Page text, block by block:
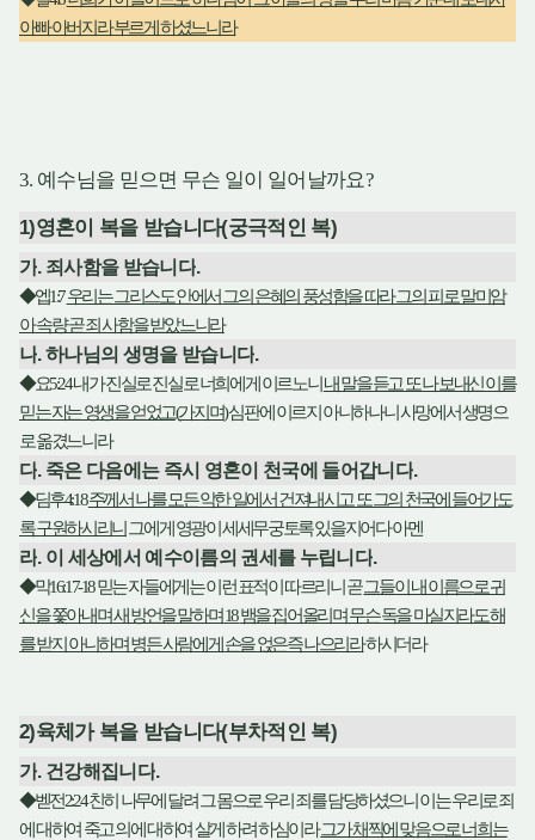
아빠 아버지라 부르게 하셨느니라
3. 예수님을 믿으면 무슨 일이 일어날까요?
1)영혼이 복을 받습니다(궁극적인 복)
가. 죄사함을 받습니다.
◆엡1:7우리는 그리스도 안에서 그의 은혜의 풍성함을 따라 그의 피로 말미암
아 속량 곧 죄 사함을 받았느니라
나.하나님의 생명을 받습니다.
◆요5:24내가 진실로 진실로 너희에게 이르노니 내 말을 듣고 또 나 보내신 이를
믿는 자는 영생을 얻었고(가지며)심판에 이르지 아니하나니 사망에서 생명으
로 옮겼느니라
다. 죽은 다음에는 즉시 영혼이 천국에 들어갑니다.
◆딤후4:18주께서 나를 모든 악한 일에서 건져내시고 또 그의 천국에 들어가도
록 구원하시리니 그에게 영광이 세세무궁토록 있을지어다 아멘
라. 이 세상에서 예수이름의 권세를 누립니다.
◆막16:17-18믿는 자들에게는 이런 표적이 따르리니 곧그들이 내 이름으로 귀
신을 쫓아내며 새 방언을 말하며18뱀을 집어올리며 무슨 독을 마실지라도 해
를 받지 아니하며 병든 사람에게 손을 얹은즉 나으리라하시더라
2)육체가 복을 받습니다(부차적인 복)
가. 건강해집니다.
◆벧전2:24친히 나무에 달려 그 몸으로 우리 죄를 담당하셨으니 이는 우리로 죄
에 대하여 죽고 의에 대하여 살게 하려 하심이라그가 채찍에 맞음으로 너희는